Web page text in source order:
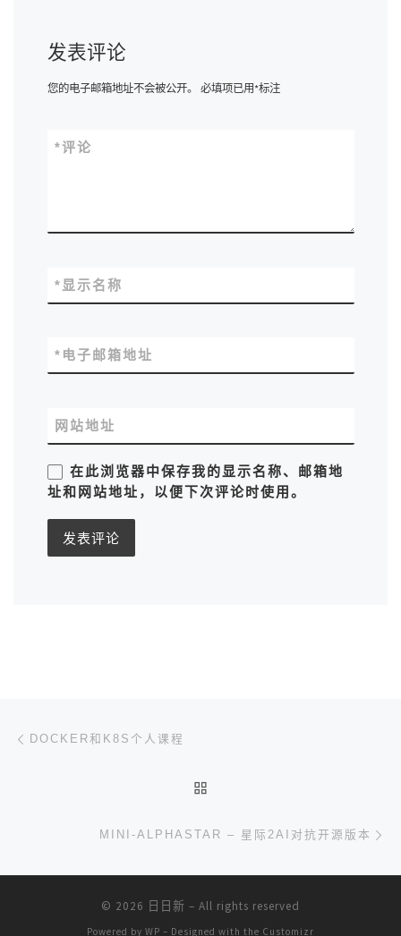
发表评论
您的电子邮箱地址不会被公开。 必填项已用*标注
评论
*
显示名称
*
电子邮箱地址
*
网站地址
在此浏览器中保存我的显示名称、邮箱地
址和网站地址，以便下次评论时使用。
文章导航
DOCKER和K8S个人课程
MINI-ALPHASTAR – 星际2AI对抗开源版本
© 2026 日日新 – All rights reserved
Powered by WP – Designed with the Customizr